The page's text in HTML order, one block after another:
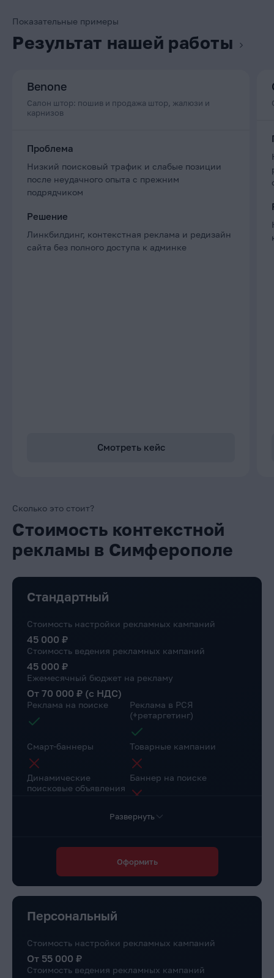
Показательные примеры
Результат нашей работы
Benone
Салон штор: пошив и продажа штор, жалюзи и
карнизов
Смотреть кейс
Проблема
Низкий поисковый трафик и слабые позиции
после неудачного опыта с прежним
подрядчиком
Решение
Линкбилдинг, контекстная реклама и редизайн
сайта без полного доступа к админке
Сколько это стоит?
Стоимость контекстной
рекламы в Симферополе
Стандартный
Стоимость настройки рекламных кампаний
45 000 ₽
Стоимость ведения рекламных кампаний
45 000 ₽
Ежемесячный бюджет на рекламу
От 70 000 ₽ (с НДС)
Реклама на поиске
Реклама в РСЯ
(+ретаргетинг)
Смарт-баннеры Товарные кампании
Динамические
поисковые объявления
Баннер на поиске
Коллтрекинг в подарок
Повышение конверсии сайта
Через рекомендации
Доступ в личный
кабинет клиента
Маркировка рекламы
Развернуть
Оформить
Персональный
Стоимость настройки рекламных кампаний
От 55 000 ₽
Стоимость ведения рекламных кампаний